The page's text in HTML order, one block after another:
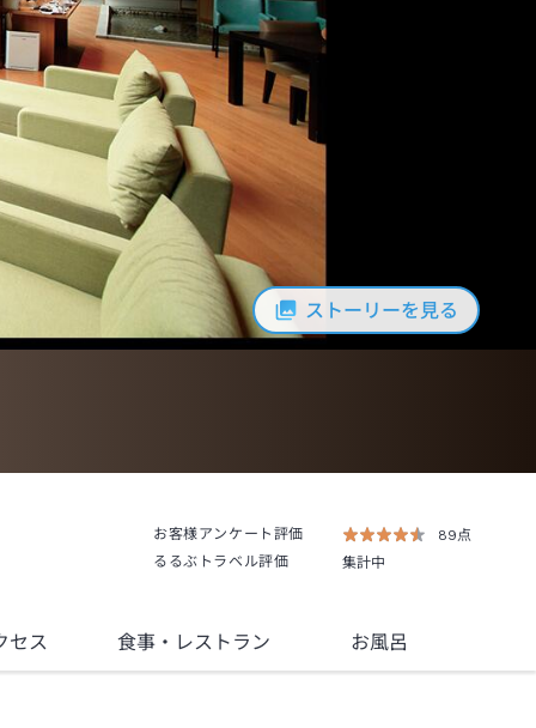
ストーリーを見る
お客様アンケート評価
89点
るるぶトラベル評価
集計中
セス 食事 ・レストラン お風呂